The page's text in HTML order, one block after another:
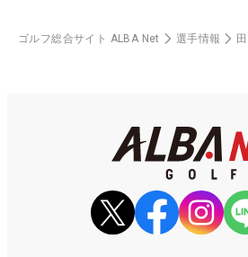
ゴルフ総合サイト ALBA Net 選手情報